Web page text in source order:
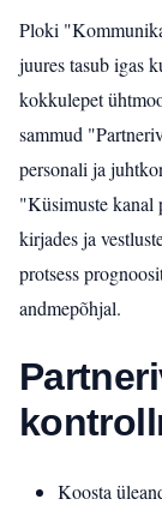
Ploki
juures tasub igas
kokkulepet
sammud
personali ja
"Küsimuste kanal
kirjades ja
protsess
andmepõhjal.
Koosta